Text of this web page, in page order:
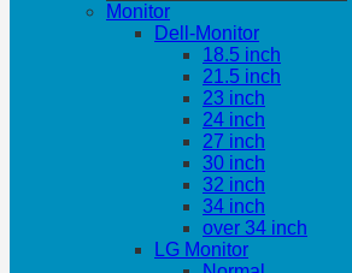
Monitor
Dell-Monitor
18.5 inch
21.5 inch
23 inch
24 inch
27 inch
30 inch
32 inch
34 inch
over 34 inch
LG Monitor